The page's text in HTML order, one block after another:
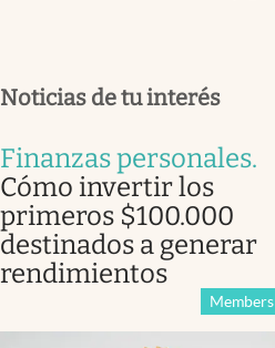
Noticias de tu interés
Finanzas personales.
Cómo invertir los
primeros $100.000
destinados a generar
rendimientos
Members